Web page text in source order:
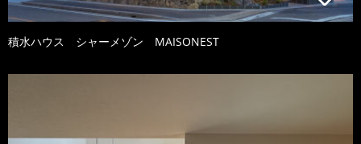
積水ハウス シャーメゾン MAISONEST